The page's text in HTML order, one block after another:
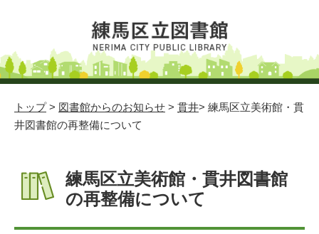
トップ> 図書館からのお知らせ > 貫井> 練馬区立美術館・貫
井図書館の再整備について
練馬区立美術館・貫井図書館
の再整備について